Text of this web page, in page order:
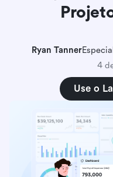
Ryan Tanner
4
Use o